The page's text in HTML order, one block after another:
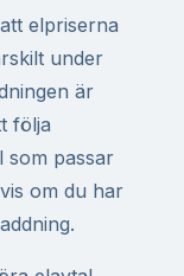
elpriserna
under
är
följa
som passar
om du har